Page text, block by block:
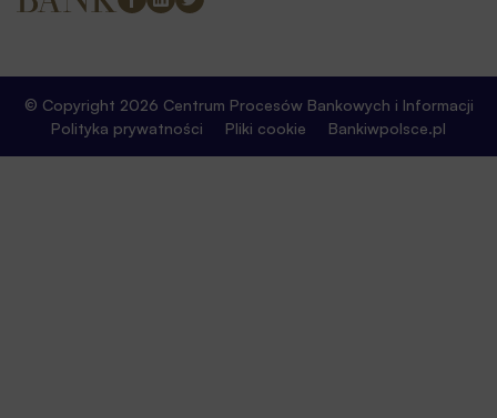
© Copyright 2026 Centrum Procesów Bankowych i Informacji
Polityka prywatności
Pliki cookie Bankiwpolsce.pl